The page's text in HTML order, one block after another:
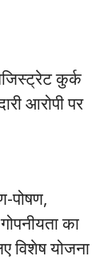
कुर्क
आरोपी पर
पोषण,
का
विशेष योजना